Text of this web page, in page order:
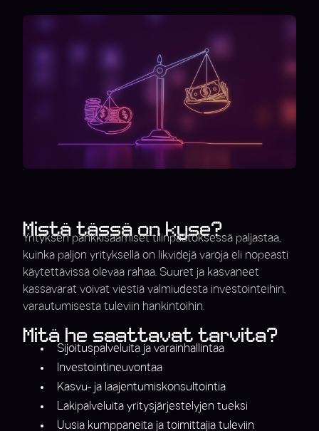
Mistä tässä on kyse?
Yrityksen pankkisaamiset tilinpäätöksessä paljastaa,
kuinka paljon yrityksellä on likvidejä varoja eli nopeasti
käytettävissä olevaa rahaa. Suuret ja kasvaneet
kassavarat voivat viestiä valmiudesta investointeihin,
varautumisesta tuleviin hankintoihin.
Mitä he saattavat tarvita?
Sijoituspalveluita ja varainhallintaa
Investointineuvontaa
Kasvu- ja laajentumiskonsultointia
Lakipalveluita yritysjärjestelyjen tueksi
Uusia kumppaneita ja toimittajia tuleviin